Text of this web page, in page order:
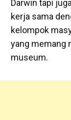
Darwin tapi
kerja sama
kelompok
yang memang
museum.